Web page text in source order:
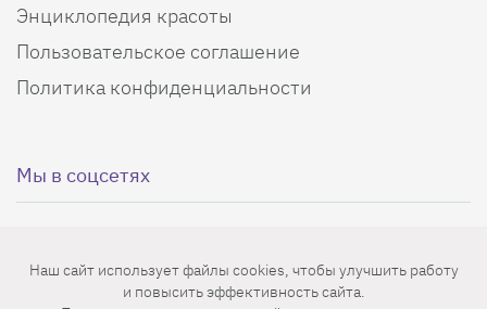
Энциклопедия красоты
Пользовательское соглашение
Политика конфиденциальности
Мы в соцсетях
Наш сайт использует файлы cookies, чтобы улучшить работу
и повысить эффективность сайта.